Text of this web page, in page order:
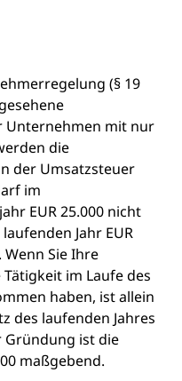
(§ 19
Unternehmen mit nur
die
der Umsatzsteuer
im
EUR 25.000 nicht
Jahr EUR
Sie Ihre
im Laufe des
haben, ist allein
des laufenden Jahres
Gründung ist die
maßgebend.